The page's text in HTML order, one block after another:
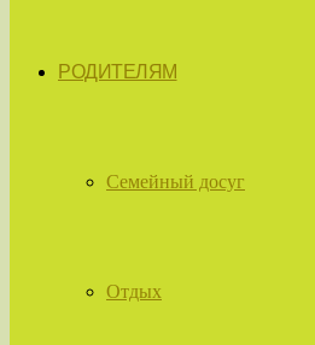
РОДИТЕЛЯМ
Семейный досуг
Отдых